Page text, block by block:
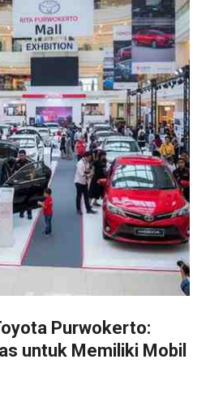
Purwokerto:
untuk Memiliki Mobil